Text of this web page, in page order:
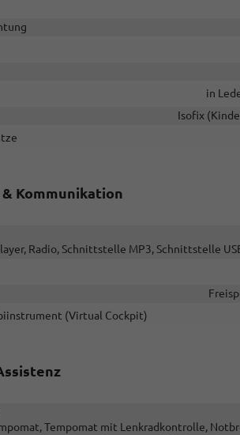
in
Isofix
Kommunikation
Radio, Schnittstelle MP3, Schnittstelle
(Virtual Cockpit)
Tempomat mit Lenkradkontrolle,